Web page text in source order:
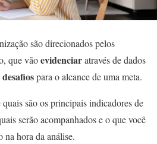
são direcionados pelos
que vãoevidenciaratravés de dados
para o alcance de uma meta.
são os principais indicadores de
serão acompanhados e o que você
na hora da análise.